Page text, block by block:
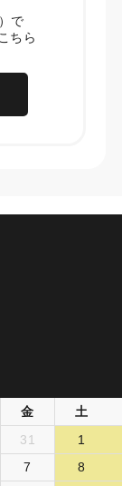
で
ちら
金
土
31
1
7
8